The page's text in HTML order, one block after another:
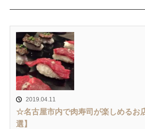
2019.04.11
☆名古屋市内で肉寿司が楽しめるお
選】